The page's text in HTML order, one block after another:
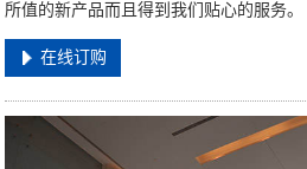
所值的新产品而且得到我们贴心的服务。
在线订购